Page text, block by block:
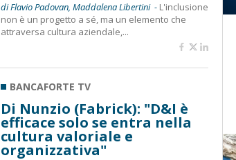
di Flavio Padovan, Maddalena Libertini - L'inclusione
non è un progetto a sé, ma un elemento che
attraversa cultura aziendale,...
BANCAFORTE TV
Di Nunzio (Fabrick): "D&I è
efficace solo se entra nella
cultura valoriale e
organizzativa"